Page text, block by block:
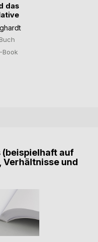
das
Buch
Book
(beispielhaft auf
Verhältnisse und